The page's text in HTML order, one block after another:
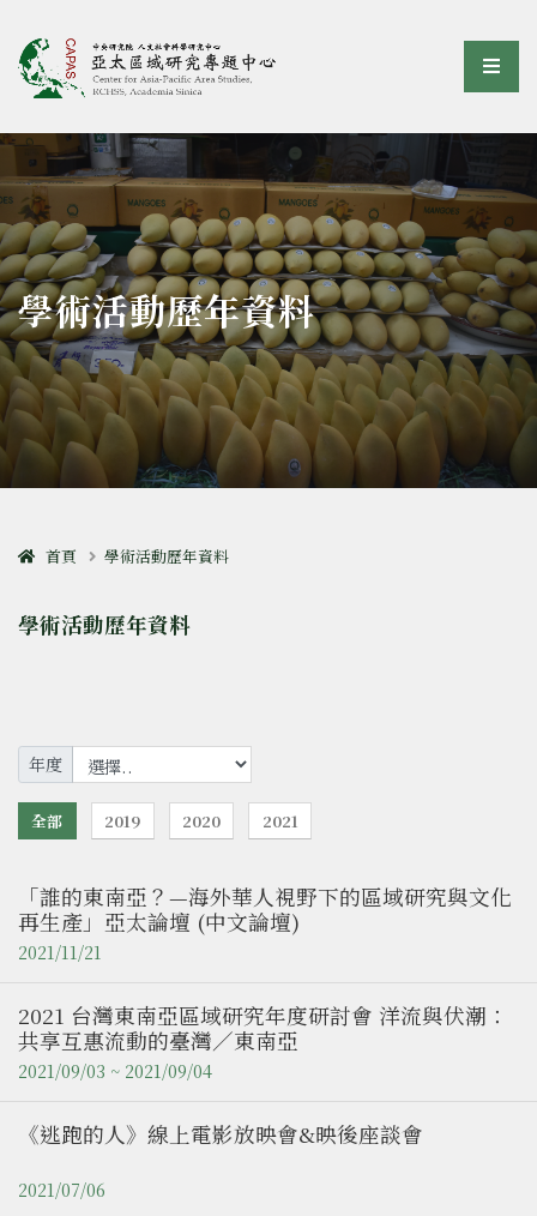
亞太區域研究專題中心選
:::
學術活動歷年資料
首頁 學術活動歷年資料
學術活動歷年資料
年度
全部 2019 2020 2021
「誰的東南亞？—海外華人視野下的區域研究與文化
再生產」亞太論壇 (中文論壇)
2021/11/21
2021 台灣東南亞區域研究年度研討會 洋流與伏潮：
共享互惠流動的臺灣／東南亞
2021/09/03 ~ 2021/09/04
《逃跑的人》線上電影放映會&映後座談會
2021/07/06